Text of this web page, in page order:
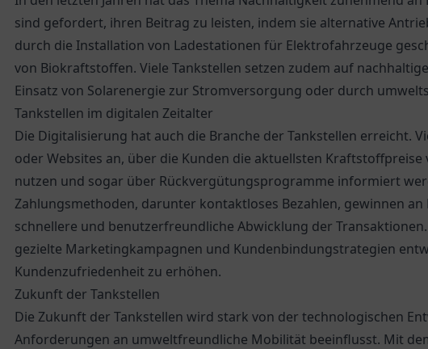
sind gefordert, ihren Beitrag zu leisten, indem sie alternative
durch die Installation von Ladestationen für Elektrofahrzeuge
von Biokraftstoffen. Viele Tankstellen setzen zudem auf
Einsatz von Solarenergie zur Stromversorgung oder durch
Tankstellen im digitalen Zeitalter
Die Digitalisierung hat auch die Branche der Tankstellen erreicht.
oder Websites an, über die Kunden die aktuellsten
nutzen und sogar über Rückvergütungsprogramme informiert
Zahlungsmethoden, darunter kontaktloses Bezahlen, gewinnen
schnellere und benutzerfreundliche Abwicklung der
gezielte Marketingkampagnen und Kundenbindungstrategien
Kundenzufriedenheit zu erhöhen.
Zukunft der Tankstellen
Die Zukunft der Tankstellen wird stark von der technologischen
Anforderungen an umweltfreundliche Mobilität beeinflusst. Mit